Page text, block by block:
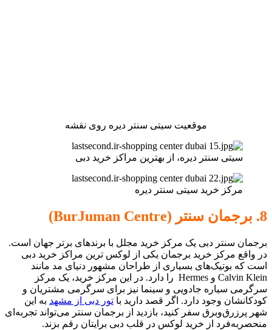
موقعیت سیتی سنتر دیره روی نقشه
سیتی سنتر دیره، از بهترین مراکز خرید دبی
مرکز خرید سیتی سنتر دیره
8. برجمان سنتر (BurJuman Centre)
برجمان سنتر دبی یک مرکز خرید مجلل با برندهای برتر جهان است.
در واقع مرکز خرید برجمان یکی از لوکس ترین مراکز خرید دبی
است که بوتیک‌های بسیاری از طراحان مشهور دنیای مد مانند
Calvin Klein و Hermes را دارد. در این مرکز خرید، یک مرکز
سرگرمی سیاره جادویی و سینما نیز برای سرگرمی مشتریان و
کودکانشان وجود دارد. اگر قصد دارید با تور دبی از مشهد به این
شهر پرزرق‌وبرق سفر کنید، بازدید از برجمان سنتر می‌تواند تجربه‌ای
منحصربه‌فرد از خرید لوکس در قلب دبی برایتان رقم بزند.